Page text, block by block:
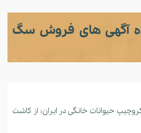
آگهی های فروش سگ
حیوانات خانگی در ایران؛ از کاشت